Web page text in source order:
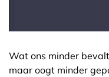
Wat ons minder
maar oogt minder